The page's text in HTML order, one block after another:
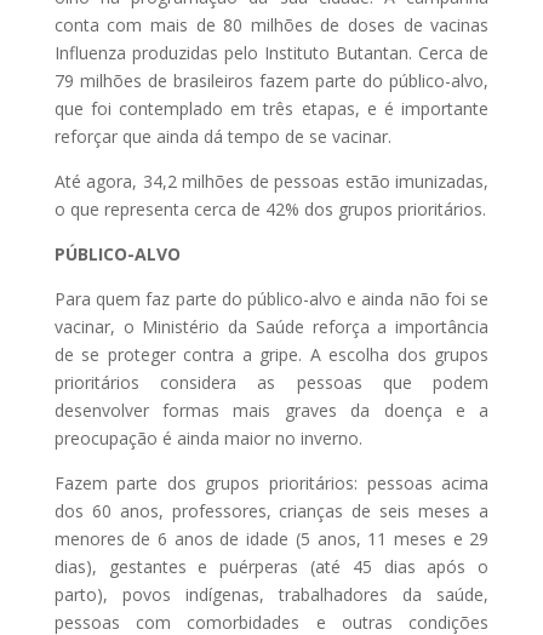
conta com mais de 80 milhões de doses de vacinas
Influenza produzidas pelo Instituto Butantan. Cerca de
79 milhões de brasileiros fazem parte do público-alvo,
que foi contemplado em três etapas, e é importante
reforçar que ainda dá tempo de se vacinar.
Até agora, 34,2 milhões de pessoas estão imunizadas,
o que representa cerca de 42% dos grupos prioritários.
PÚBLICO-ALVO
Para quem faz parte do público-alvo e ainda não foi se
vacinar, o Ministério da Saúde reforça a importância
de se proteger contra a gripe. A escolha dos grupos
prioritários considera as pessoas que podem
desenvolver formas mais graves da doença e a
preocupação é ainda maior no inverno.
Fazem parte dos grupos prioritários: pessoas acima
dos 60 anos, professores, crianças de seis meses a
menores de 6 anos de idade (5 anos, 11 meses e 29
dias), gestantes e puérperas (até 45 dias após o
parto), povos indígenas, trabalhadores da saúde,
pessoas com comorbidades e outras condições